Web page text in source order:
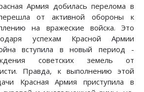
Армия добилась перелома в
от активной обороны к
на вражеские войска. Это
успехам Красной Армии
вступила в новый период -
советских земель от
Правда, к выполнению этой
Красная Армия приступила в